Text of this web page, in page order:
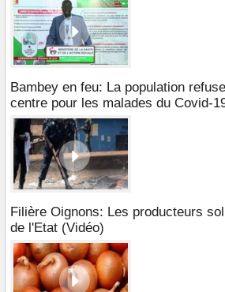
Bambey en feu: La population
centre pour les malades du Covid-
Filière Oignons: Les producteurs
de l'Etat (Vidéo)